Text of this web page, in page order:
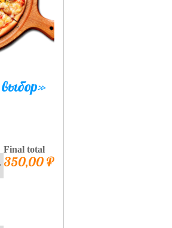
Final total
350,00₽